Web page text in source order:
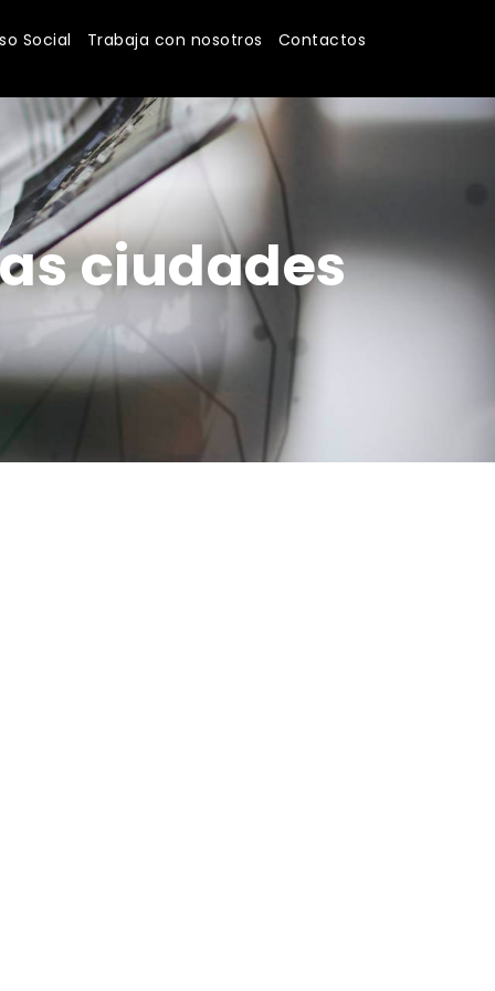
Social Trabaja con nosotros Contactos
ciudades